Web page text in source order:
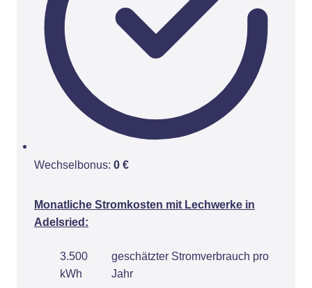
Wechselbonus: 0 €
Monatliche Stromkosten mit Lechwerke in
Adelsried:
3.500
kWh
geschätzter Stromverbrauch pro
Jahr